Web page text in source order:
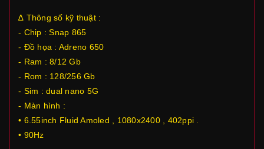
∆ Thông số kỹ thuật :
- Chip : Snap 865
- Đồ họa : Adreno 650
- Ram : 8/12 Gb
- Rom : 128/256 Gb
- Sim : dual nano 5G
- Màn hình :
• 6.55inch Fluid Amoled , 1080x2400 , 402ppi .
• 90Hz